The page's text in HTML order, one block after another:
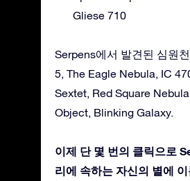
Gliese 710
Serpens에서 발견된 심원
5, The Eagle Nebula, IC
Sextet, Red Square
Object, Blinking Galaxy.
이제 단 몇 번의 클릭으로
리에 속하는 자신의 별에